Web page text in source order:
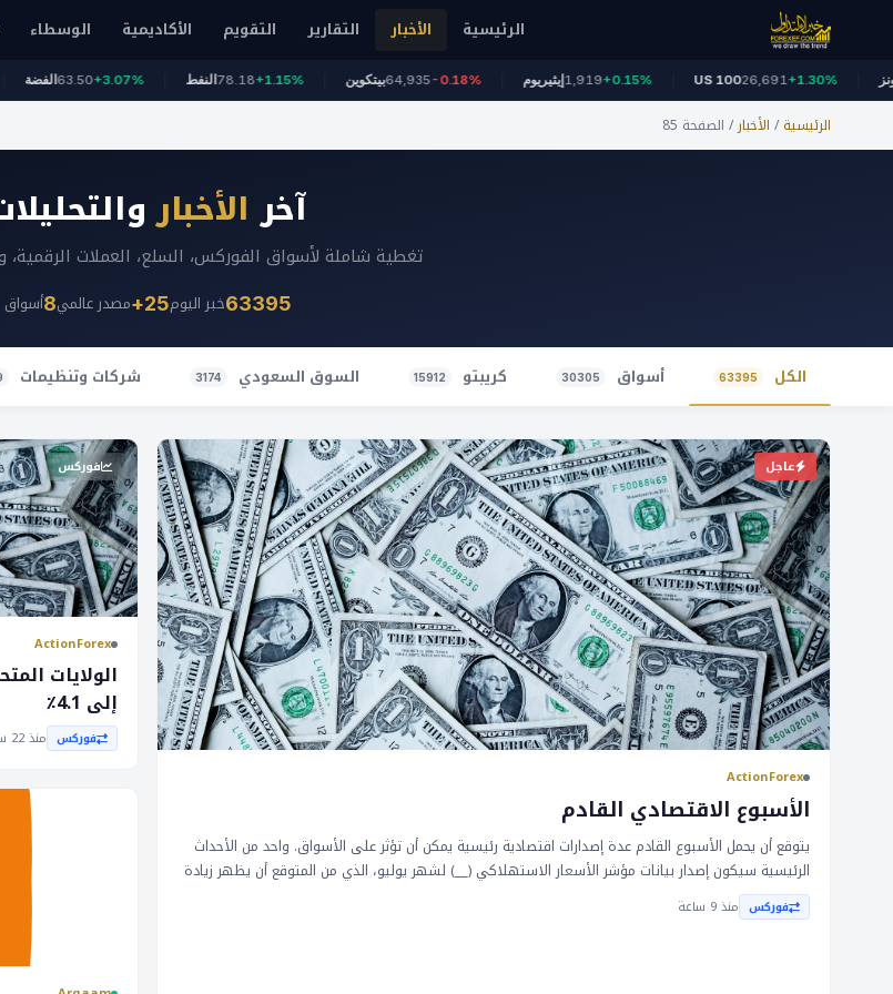
الرئيسية الأخبار التقارير التقويم الأكاديمية الوسطاء
+3.07% النفط +1.15% بيتكوين 64,935-0.18% إيثيريوم 1,919+0.15% US 100 26,691+1.30% داو جونز
الرئيسية/ الأخبار/ الصفحة 85
آخر الأخبار
تغطية شاملة لأسواق الفوركس، السلع، العملات الرقمية،
63395خبر اليوم25+ مصدر عالمي8أسواق
الكل 63395 أسواق 30305 كريبتو 15912 السوق السعودي 3174 شركات وتنظيمات
عاجل
ActionForex
الأسبوع الاقتصادي القادم
يتوقع أن يحمل الأسبوع القادم عدة إصدارات اقتصادية رئيسية يمكن أن تؤثر على الأسواق. واحد من الأحداث
الرئيسية سيكون إصدار بيانات مؤشر الأسعار الاستهلاكي (__) لشهر يوليو، الذي من المتوقع أن يظهر زيادة
معتدلة في التضخم. بالإضافة إلى ذلك، من المتوقع أن ترتفع الإنفاق التجزئي بشكل معتدل، في حين أن
سوق الإسكان من المحتمل أن يبقى تحت الضغط بسبب ارتفاع أسعار الفائدة على القروض العقارية. في
فوركس منذ 9 ساعة
فوركس
ActionForex
الولايات
إلى 4.1٪
فوركس منذ 22 ساعة